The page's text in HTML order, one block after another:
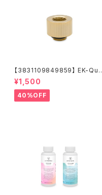
【3831109849859】 EK-Qua
ntum Torque Extender Stat
ic MF 14 - Gold
¥1,500
40%OFF